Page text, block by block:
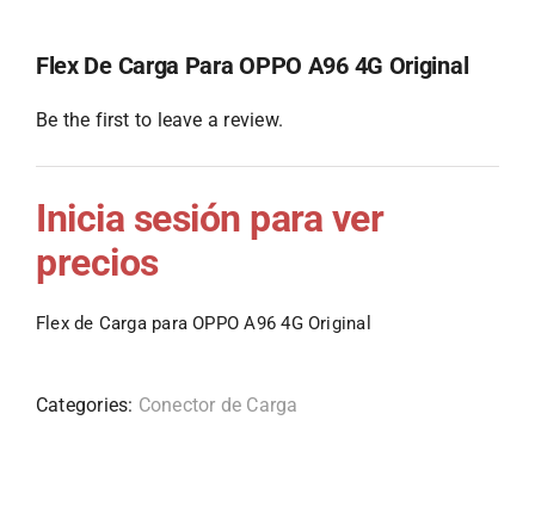
Flex De Carga Para OPPO A96 4G Original
Be the first to leave a review.
Inicia sesión para ver
precios
Flex de Carga para OPPO A96 4G Original
Categories: Conector de Carga